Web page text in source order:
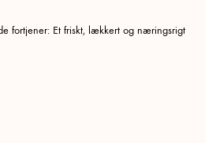
fortjener: Et friskt, lækkert og næringsrigt